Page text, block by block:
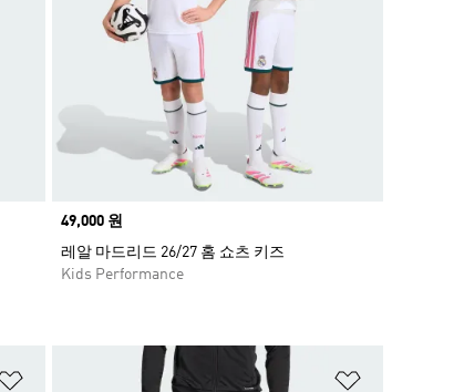
Price
49,000 원
레알 마드리드 26/27 홈 쇼츠 키즈
Kids Performance
위시리스트 담기